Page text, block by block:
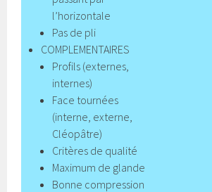
l’horizontale
Pas de pli
COMPLEMENTAIRES
Profils (externes,
internes)
Face tournées
(interne, externe,
Cléopâtre)
Critères de qualité
Maximum de glande
Bonne compression